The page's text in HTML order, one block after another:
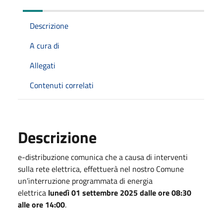
Descrizione
A cura di
Allegati
Contenuti correlati
Descrizione
e-distribuzione comunica che a causa di interventi
sulla rete elettrica, effettuerà nel nostro Comune
un’interruzione programmata di energia
elettrica lunedì 01 settembre 2025 dalle ore 08:30
alle ore 14:00.